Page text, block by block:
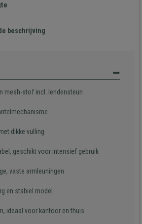
beschrijving
mesh-stof incl. lendensteun
dikke vulling
geschikt voor intensief gebruik
vaste armleuningen
en stabiel model
ideaal voor kantoor en thuis